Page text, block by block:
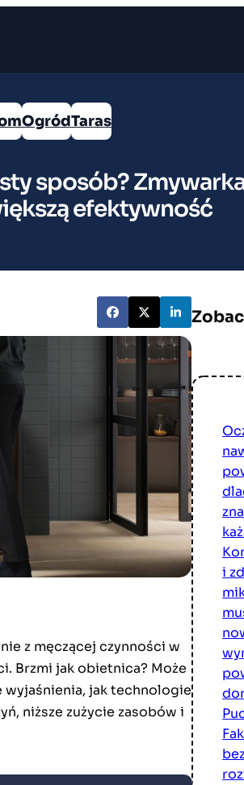
OgródTaras
sposób?
efektywność
z męczącej czynności w
Brzmi jak obietnica? Może
jak technologie
niższe zużycie zasobów i
i